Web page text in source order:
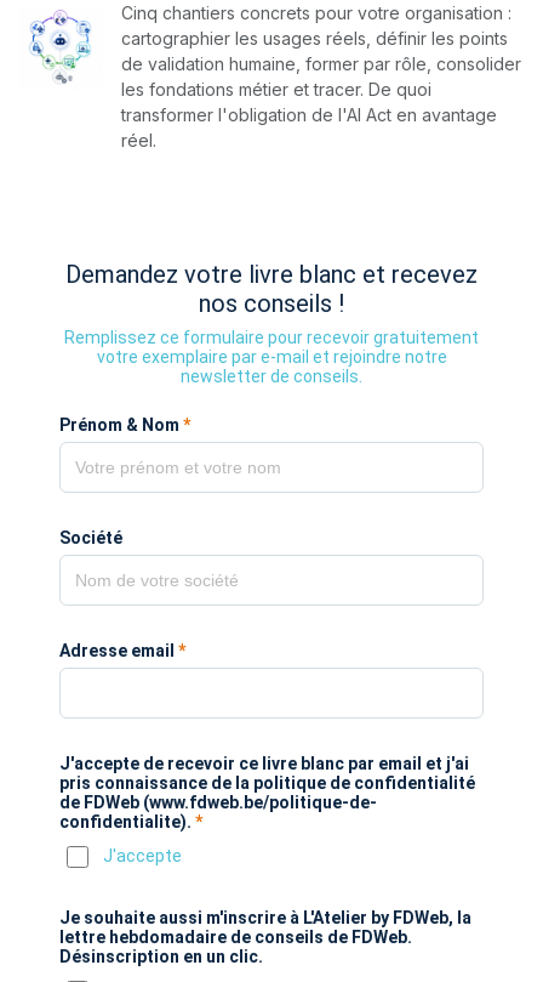
Cinq chantiers concrets pour votre organisation :
cartographier les usages réels, définir les points
de validation humaine, former par rôle, consolider
les fondations métier et tracer. De quoi
transformer l'obligation de l'AI Act en avantage
réel.